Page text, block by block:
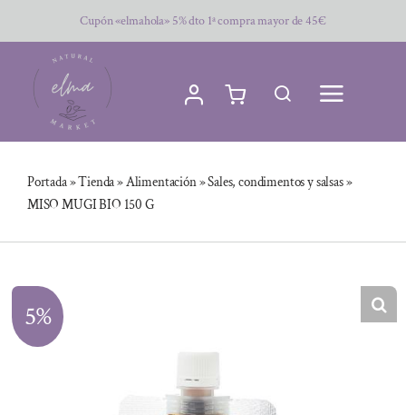
al
contenido
Cupón «elmahola» 5% dto 1ª compra mayor de 45€
Portada»Tienda»Alimentación»Sales, condimentos y salsas»
MISO MUGI BIO 150 G
5%